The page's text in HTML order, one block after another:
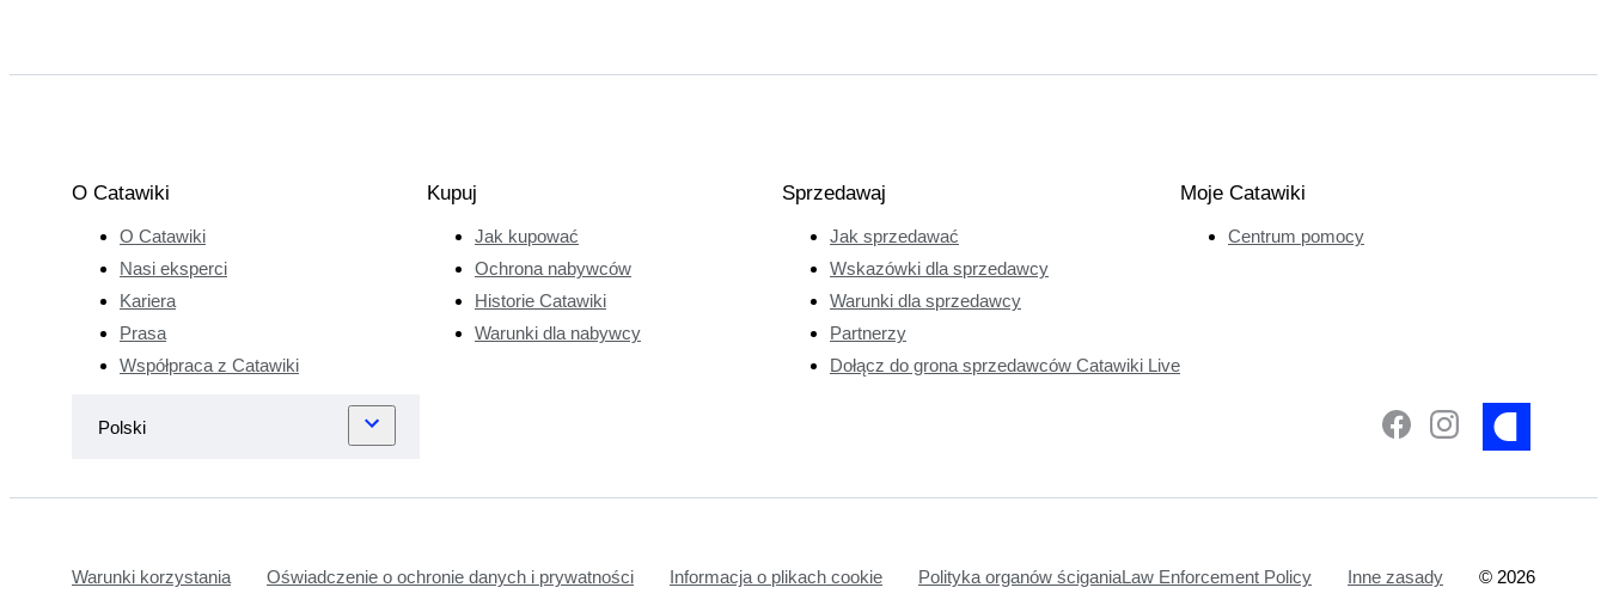
O Catawiki
O Catawiki
Nasi eksperci
Kariera
Prasa
Współpraca z Catawiki
Kupuj
Jak kupować
Ochrona nabywców
Historie Catawiki
Warunki dla nabywcy
Sprzedawaj
Jak sprzedawać
Wskazówki dla sprzedawcy
Warunki dla sprzedawcy
Partnerzy
Dołącz do grona sprzedawców Catawiki Live
Moje Catawiki
Centrum pomocy
Warunki korzystania Oświadczenie o ochronie danych i prywatności Informacja o plikach cookie Polityka organów ściganiaLaw Enforcement Policy Inne zasady © 2026